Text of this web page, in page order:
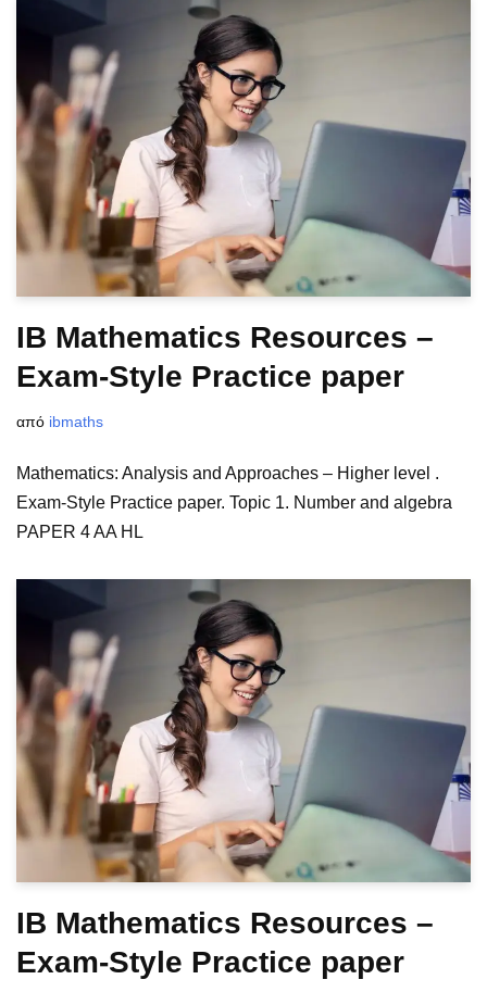
IB Mathematics Resources –
Exam-Style Practice paper
από ibmaths
Mathematics: Analysis and Approaches – Higher level .
Exam-Style Practice paper. Topic 1. Number and algebra
PAPER 4 AA HL
IB Mathematics Resources –
Exam-Style Practice paper